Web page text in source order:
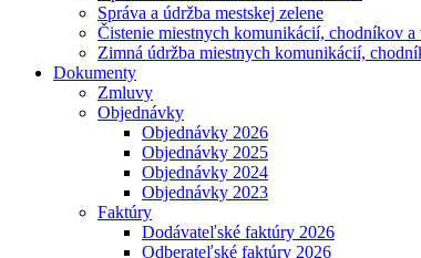
Správa a údržba mestskej zelene
Čistenie miestnych komunikácií, chodníkov a
Zimná údržba miestnych komunikácií,
Dokumenty
Zmluvy
Objednávky
Objednávky 2026
Objednávky 2025
Objednávky 2024
Objednávky 2023
Faktúry
Dodávateľské faktúry 2026
Odberateľské faktúry 2026